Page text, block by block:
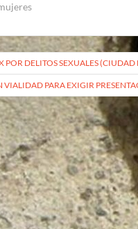
DELITOS SEXUALES
VIALIDAD PARA EXIGIR